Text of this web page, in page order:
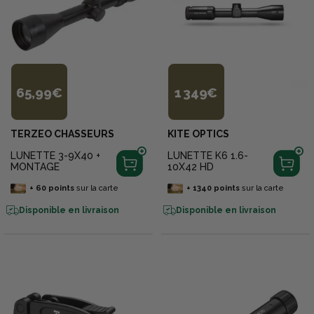
65,99€
TERZEO CHASSEURS
LUNETTE 3-9X40 +
MONTAGE
+ 60pointssur la carte
Disponible en livraison
1 349€
KITE OPTICS
LUNETTE K6 1.6-
10X42 HD
+ 1340pointssur la carte
Disponible en livraison